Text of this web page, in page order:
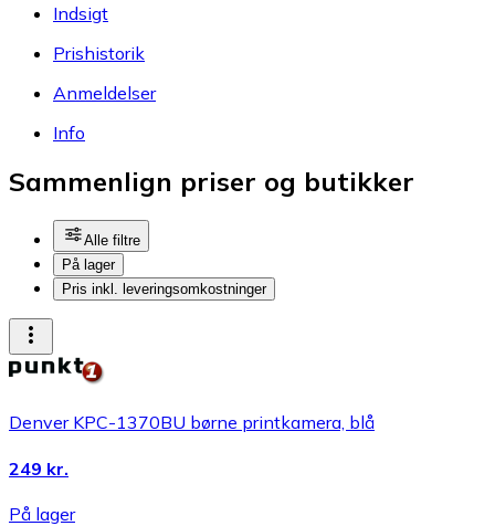
Indsigt
Prishistorik
Anmeldelser
Info
Sammenlign priser og butikker
Alle filtre
På lager
Pris inkl. leveringsomkostninger
Denver KPC-1370BU børne printkamera, blå
249 kr.
På lager